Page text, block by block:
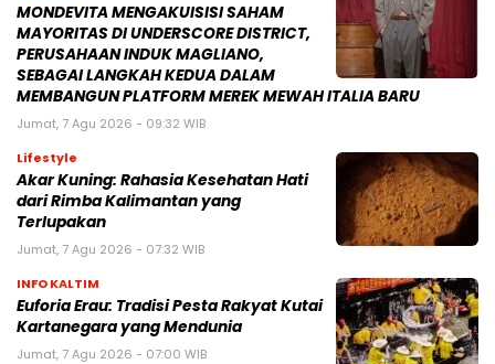
MONDEVITA MENGAKUISISI SAHAM
MAYORITAS DI UNDERSCORE DISTRICT,
PERUSAHAAN INDUK MAGLIANO,
SEBAGAI LANGKAH KEDUA DALAM
MEMBANGUN PLATFORM MEREK MEWAH ITALIA BARU
Jumat, 7 Agu 2026 - 09:32 WIB
Lifestyle
Akar Kuning: Rahasia Kesehatan Hati
dari Rimba Kalimantan yang
Terlupakan
Jumat, 7 Agu 2026 - 07:32 WIB
INFO KALTIM
Euforia Erau: Tradisi Pesta Rakyat Kutai
Kartanegara yang Mendunia
Jumat, 7 Agu 2026 - 07:00 WIB